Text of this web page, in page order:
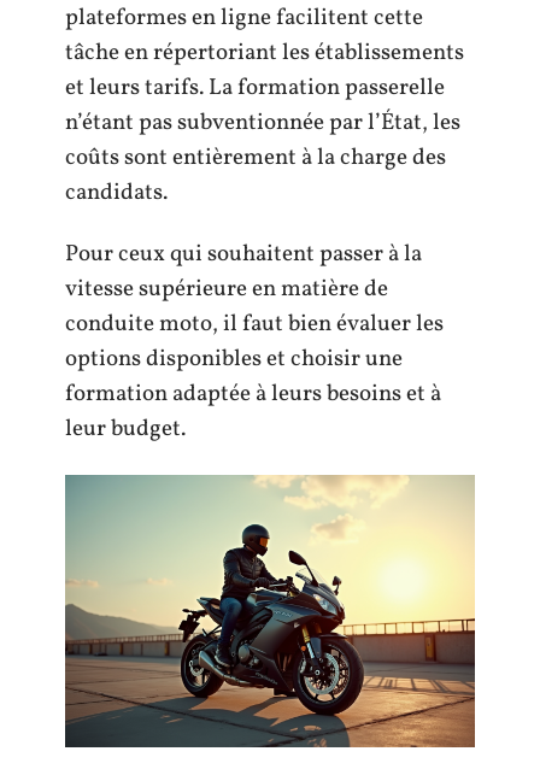
plateformes en ligne facilitent cette
tâche en répertoriant les établissements
et leurs tarifs. La formation passerelle
n’étant pas subventionnée par l’État, les
coûts sont entièrement à la charge des
candidats.
Pour ceux qui souhaitent passer à la
vitesse supérieure en matière de
conduite moto, il faut bien évaluer les
options disponibles et choisir une
formation adaptée à leurs besoins et à
leur budget.